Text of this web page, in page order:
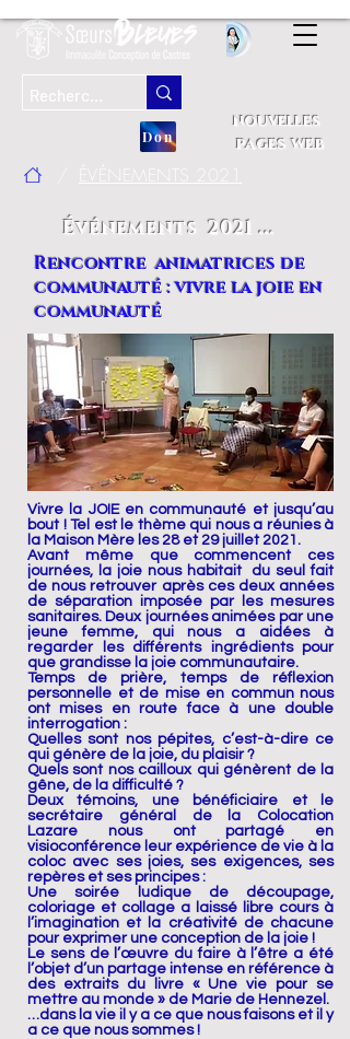
Don
nouvelles
pages web
ÉVÉNEMENTS 2021
Événements 2021 ...
Rencontre animatrices de
communauté : vivre la joie en
communauté
Vivre la JOIE en communauté et jusqu’au
bout ! Tel est le thème qui nous a réunies à
la Maison Mère les 28 et 29 juillet 2021.
Avant même que commencent ces
journées, la joie nous habitait du seul fait
de nous retrouver après ces deux années
de séparation imposée par les mesures
sanitaires. Deux journées animées par une
jeune femme, qui nous a aidées à
regarder les différents ingrédients pour
que grandisse la joie communautaire.
Temps de prière, temps de réflexion
personnelle et de mise en commun nous
ont mises en route face à une double
interrogation :
Quelles sont nos pépites, c’est-à-dire ce
qui génère de la joie, du plaisir ?
Quels sont nos cailloux qui génèrent de la
gêne, de la difficulté ?
Deux témoins, une bénéficiaire et le
secrétaire général de la Colocation
Lazare nous ont partagé en
visioconférence leur expérience de vie à la
coloc avec ses joies, ses exigences, ses
repères et ses principes :
Une soirée ludique de découpage,
coloriage et collage a laissé libre cours à
l’imagination et la créativité de chacune
pour exprimer une conception de la joie !
Le sens de l’œuvre du faire à l’être a été
l’objet d’un partage intense en référence à
des extraits du livre « Une vie pour se
mettre au monde » de Marie de Hennezel.
…dans la vie il y a ce que nous faisons et il y
a ce que nous sommes !